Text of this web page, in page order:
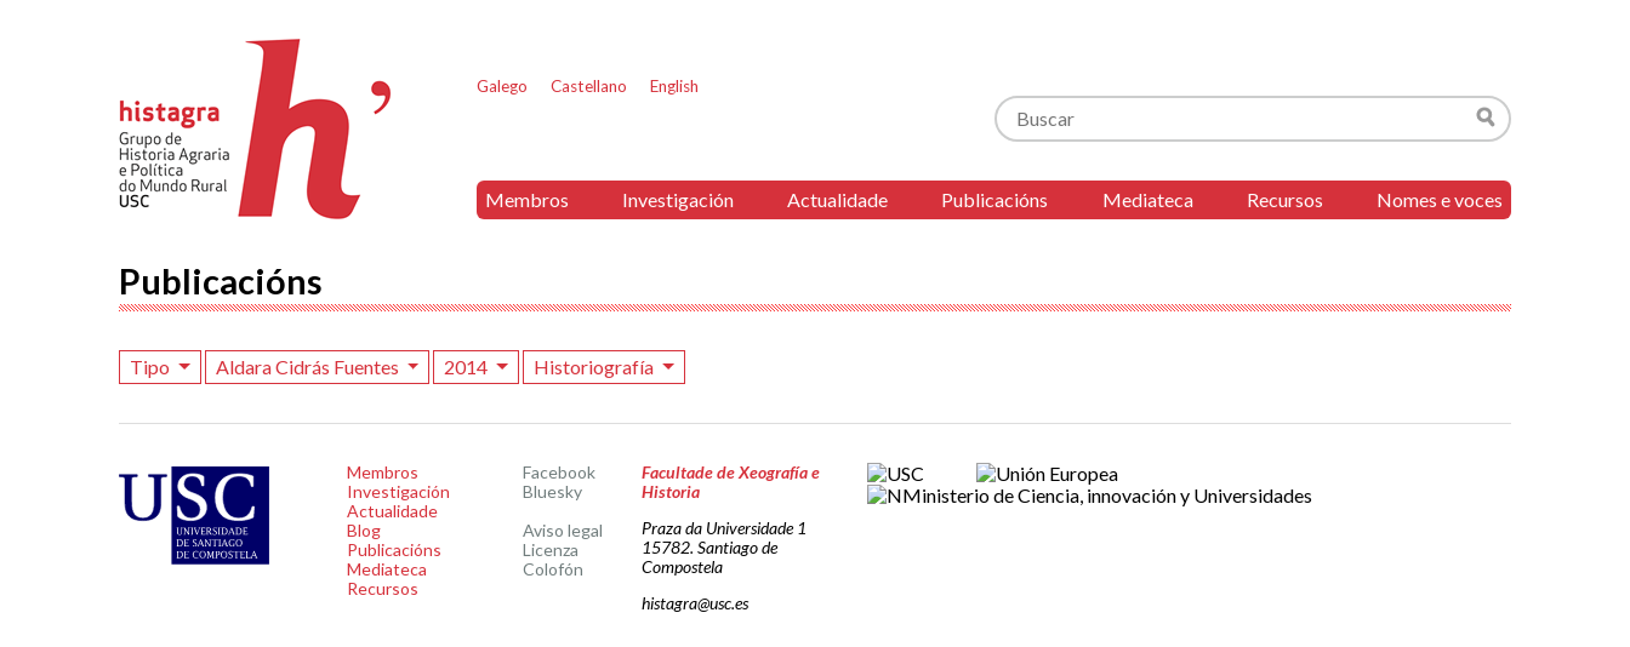
Galego Castellano English
Buscar
Buscar
Membros Investigación Actualidade Publicacións Mediateca Recursos Nomes e voces
Publicacións
Tipo Aldara Cidrás Fuentes 2014 Historiografía
Membros
Investigación
Actualidade
Blog
Publicacións
Mediateca
Recursos
Facebook
Bluesky
Aviso legal
Licenza
Colofón
Facultade de Xeografía e
Historia
Praza da Universidade 1
15782. Santiago de
Compostela
histagra@usc.es